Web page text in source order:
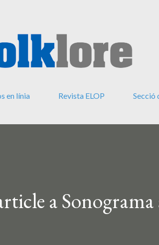
en línia Revista ELOP Secció
a Sonograma